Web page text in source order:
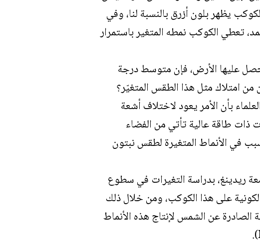
يظهر بلون أزرق بالنسبة لنا، وفي
تعطي الكوكب نمطه المتغير باستمرار
أشعة الشمس أقل بحوالي 900 مرة مما تحصل عليها الأرض، فإن متوسط درجة
تمكّن نبتون من امتلاك مثل هذا الطقس المتغيّر؟
بأن الأمر يعود لاختلاف أشعة
ذات طاقة عالية تأتي من الفضاء
في الأنماط المتغيرة لطقس نبتون
ريدينغ، بدراسة التغيرات في سطوع
الكونية على هذا الكوكب، ومن خلال ذلك
الصادرة عن الشمس لإنتاج هذه الأنماط